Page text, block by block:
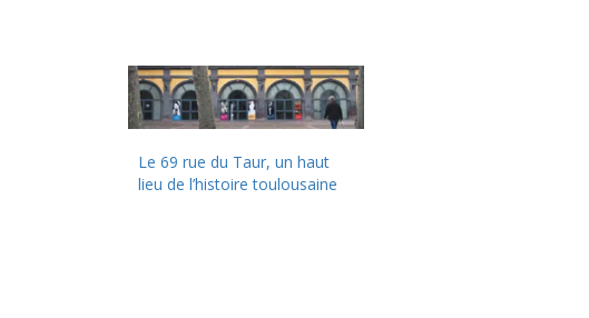
Le 69 rue du Taur, un haut
lieu de l’histoire toulousaine